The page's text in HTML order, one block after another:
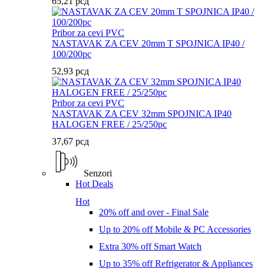
Pribor za cevi PVC
NASTAVAK ZA CEV 20mm T SPOJNICA IP40 /
100/200pc
52,93 рсд
Pribor za cevi PVC
NASTAVAK ZA CEV 32mm SPOJNICA IP40
HALOGEN FREE / 25/250pc
37,67 рсд
Senzori
Hot Deals
Hot
20% off and over - Final Sale
Up to 20% off Mobile & PC Accessories
Extra 30% off Smart Watch
Up to 35% off Refrigerator & Appliances